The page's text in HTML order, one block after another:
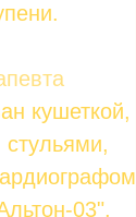
кушеткой,
03",